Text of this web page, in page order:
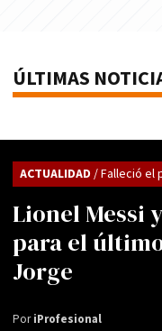
ÚLTIMAS
Lionel Messi
para el
Jorge
ACTUALIDAD / Falleció el
PoriProfesional